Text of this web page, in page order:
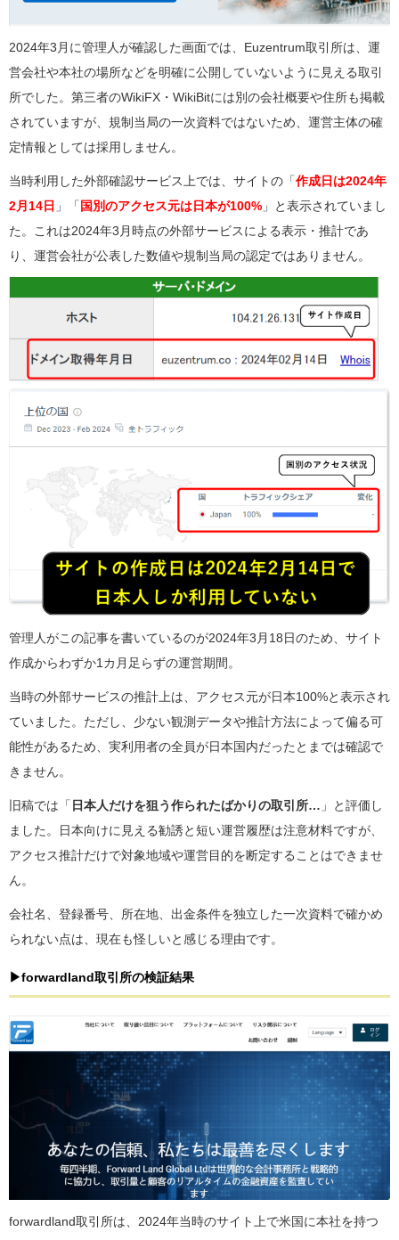
2024年3月に管理人が確認した画面では、Euzentrum取引所は、運
営会社や本社の場所などを明確に公開していないように見える取引
所でした。第三者のWikiFX・WikiBitには別の会社概要や住所も掲載
されていますが、規制当局の一次資料ではないため、運営主体の確
定情報としては採用しません。
当時利用した外部確認サービス上では、サイトの「作成日は2024年
2月14日 」「 国別のアクセス元は日本が100% 」と表示されていまし
た。これは2024年3月時点の外部サービスによる表示・推計であ
り、運営会社が公表した数値や規制当局の認定ではありません。
管理人がこの記事を書いているのが2024年3月18日のため、サイト
作成からわずか1カ月足らずの運営期間。
当時の外部サービスの推計上は、アクセス元が日本100%と表示され
ていました。ただし、少ない観測データや推計方法によって偏る可
能性があるため、実利用者の全員が日本国内だったとまでは確認で
きません。
旧稿では「 日本人だけを狙う作られたばかりの取引所… 」と評価し
ました。日本向けに見える勧誘と短い運営履歴は注意材料ですが、
アクセス推計だけで対象地域や運営目的を断定することはできませ
ん。
会社名、登録番号、所在地、出金条件を独立した一次資料で確かめ
られない点は、現在も怪しいと感じる理由です。
▶forwardland取引所の検証結果
forwardland取引所は、2024年当時のサイト上で米国に本社を持つ